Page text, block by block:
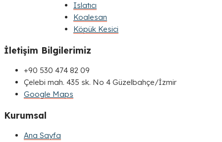
Islatıcı
Koalesan
Köpük Kesici
İletişim Bilgilerimiz
+90 530 474 82 09
Çelebi mah. 435 sk. No 4 Güzelbahçe/İzmir
Google Maps
Kurumsal
Ana Sayfa